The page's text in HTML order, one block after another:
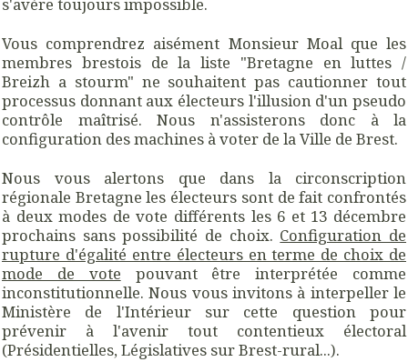
Vous comprendrez aisément Monsieur Moal que les
membres brestois de la liste "Bretagne en luttes /
Breizh a stourm" ne souhaitent pas cautionner tout
processus donnant aux électeurs l'illusion d'un pseudo
contrôle maîtrisé. Nous n'assisterons donc à la
configuration des machines à voter de la Ville de Brest.
Nous vous alertons que dans la circonscription
régionale Bretagne les électeurs sont de fait confrontés
à deux modes de vote différents les 6 et 13 décembre
prochains sans possibilité de choix. Configuration de
rupture d'égalité entre électeurs en terme de choix de
mode de vote pouvant être interprétée comme
inconstitutionnelle. Nous vous invitons à interpeller le
Ministère de l'Intérieur sur cette question pour
prévenir à l'avenir tout contentieux électoral
(Présidentielles, Législatives sur Brest-rural...).